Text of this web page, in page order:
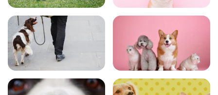
トレーニング グッズ
おでかけ 図鑑